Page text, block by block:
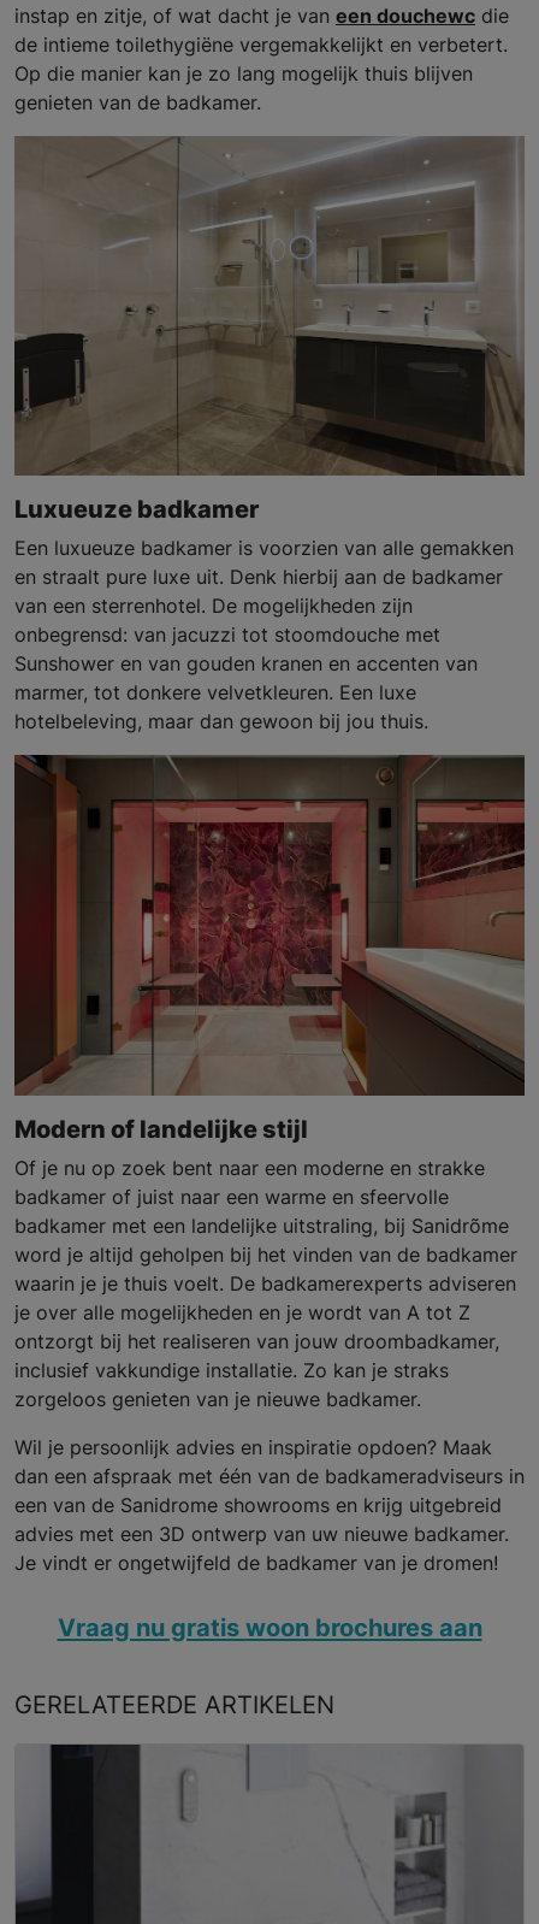
instap en zitje, of wat dacht je van een douchewc die
de intieme toilethygiëne vergemakkelijkt en verbetert.
Op die manier kan je zo lang mogelijk thuis blijven
genieten van de badkamer.
Luxueuze badkamer
Een luxueuze badkamer is voorzien van alle gemakken
en straalt pure luxe uit. Denk hierbij aan de badkamer
van een sterrenhotel. De mogelijkheden zijn
onbegrensd: van jacuzzi tot stoomdouche met
Sunshower en van gouden kranen en accenten van
marmer, tot donkere velvetkleuren. Een luxe
hotelbeleving, maar dan gewoon bij jou thuis.
Modern of landelijke stijl
Of je nu op zoek bent naar een moderne en strakke
badkamer of juist naar een warme en sfeervolle
badkamer met een landelijke uitstraling, bij Sanidrõme
word je altijd geholpen bij het vinden van de badkamer
waarin je je thuis voelt. De badkamerexperts adviseren
je over alle mogelijkheden en je wordt van A tot Z
ontzorgt bij het realiseren van jouw droombadkamer,
inclusief vakkundige installatie. Zo kan je straks
zorgeloos genieten van je nieuwe badkamer.
Wil je persoonlijk advies en inspiratie opdoen? Maak
dan een afspraak met één van de badkameradviseurs in
een van de Sanidrome showrooms en krijg uitgebreid
advies met een 3D ontwerp van uw nieuwe badkamer.
Je vindt er ongetwijfeld de badkamer van je dromen!
Vraag nu gratis woon brochures aan
GERELATEERDE ARTIKELEN